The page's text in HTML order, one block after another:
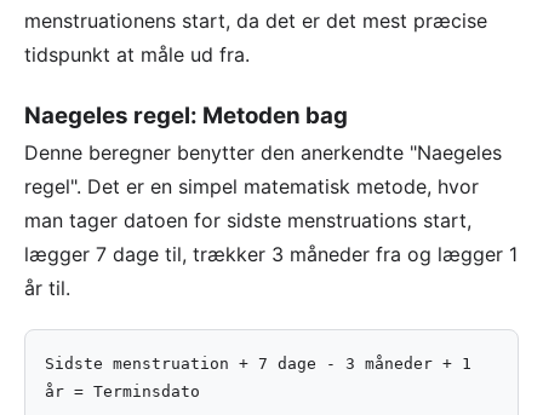
menstruationens start, da det er det mest præcise
tidspunkt at måle ud fra.
Naegeles regel: Metoden bag
Denne beregner benytter den anerkendte "Naegeles
regel". Det er en simpel matematisk metode, hvor
man tager datoen for sidste menstruations start,
lægger 7 dage til, trækker 3 måneder fra og lægger 1
år til.
Sidste menstruation + 7 dage - 3 måneder + 1
år = Terminsdato